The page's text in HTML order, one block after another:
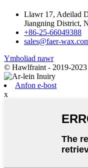
Llawr 17, Adeilad
Jiangning District,
+86-25-66049388
sales@faer-
Ymholiad nawr
© Hawlfraint - 2019-
Anfon e-bost
x